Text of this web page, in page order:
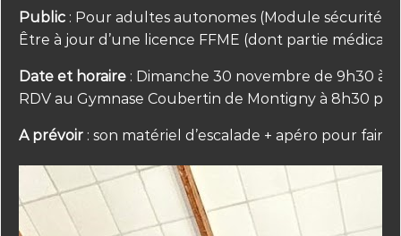
Public : Pour adultes autonomes (Module sécurité
Être à jour d’une licence FFME (dont partie
Date et horaire : Dimanche 30 novembre de 9h30 à
RDV au Gymnase Coubertin de Montigny à 8h30
A prévoir : son matériel d’escalade + apéro pour